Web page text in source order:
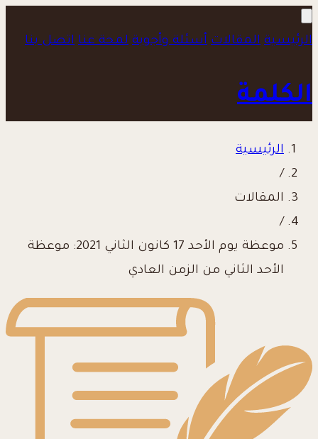
الرئيسية المقالات أسئلة وأجوبة لمحة عنا اتصل بنا
الكلمة
الرئيسية
/
المقالات
/
موعظة يوم الأحد 17 كانون الثاني 2021: موعظة
الأحد الثاني من الزمن العادي